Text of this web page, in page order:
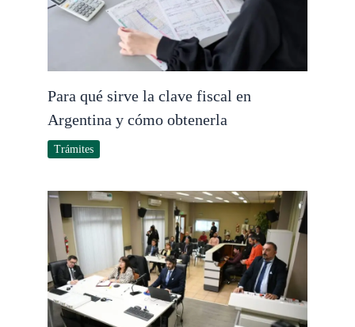
Para qué sirve la clave fiscal en
Argentina y cómo obtenerla
Trámites